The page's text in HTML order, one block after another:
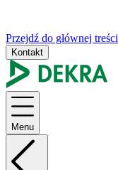
Przejdź do głównej treści
Kontakt
Menu